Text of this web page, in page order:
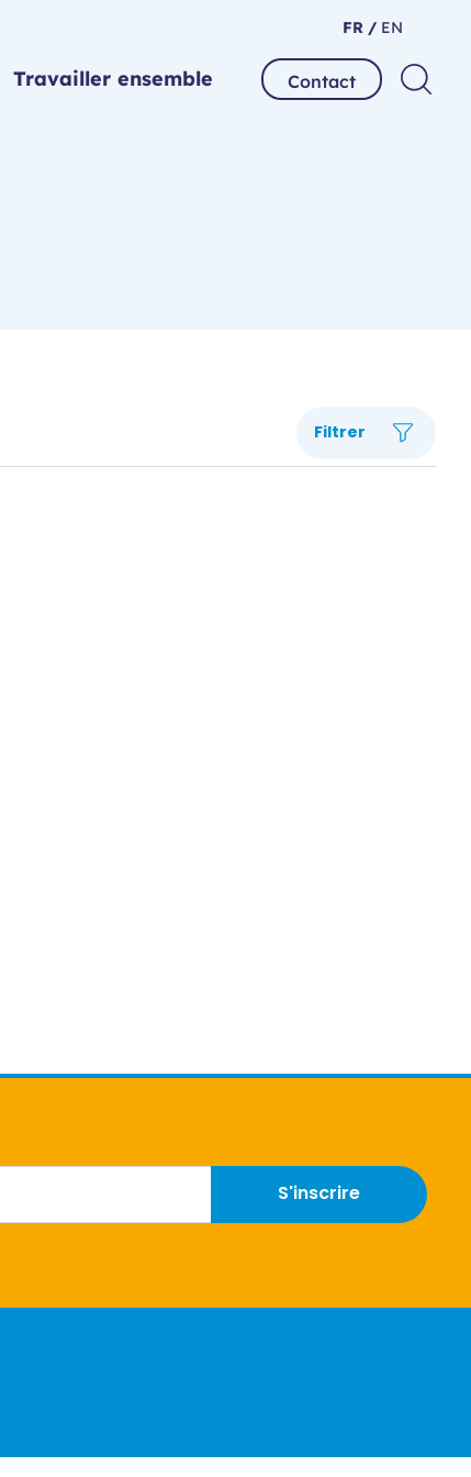
Travailler ensemble Contact
FR / EN
Filtrer
S'inscrire